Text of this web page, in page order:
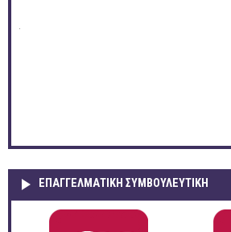
ΕΠΑΓΓΕΛΜΑΤΙΚΉ ΣΥΜΒΟΥΛΕΥΤΙΚΉ